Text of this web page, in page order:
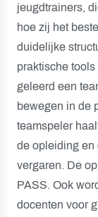
jeugdtrainers,
hoe zij het
duidelijke
praktische
geleerd een
bewegen in de
teamspeler
de opleiding en
vergaren. De
PASS. Ook
docenten voor